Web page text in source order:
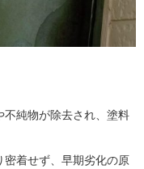
不純物が除去され、塗料
着せず、早期劣化の原